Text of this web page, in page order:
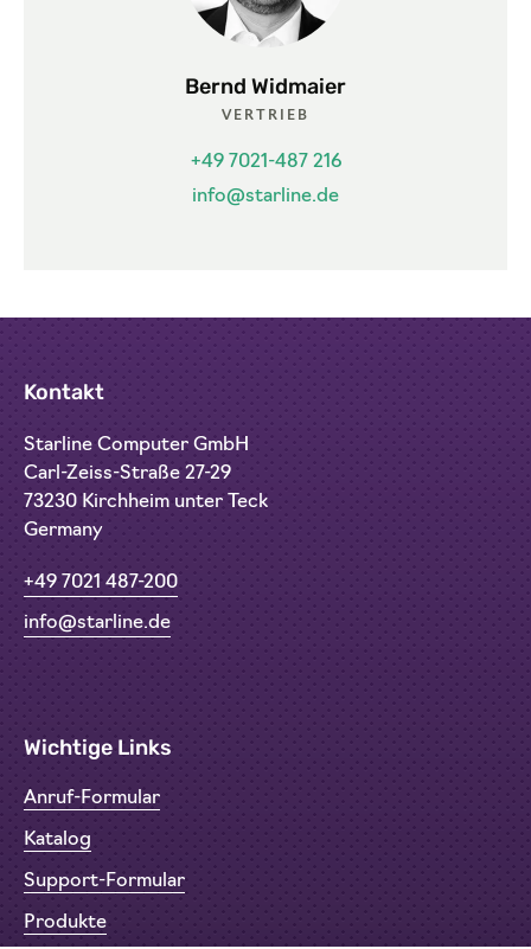
Bernd Widmaier
VERTRIEB
+49 7021-487 216
info@starline.de
Kontakt
Starline Computer GmbH
Carl-Zeiss-Straße 27-29
73230 Kirchheim unter Teck
Germany
+49 7021 487-200
info@starline.de
Wichtige Links
Anruf-Formular
Katalog
Support-Formular
Produkte